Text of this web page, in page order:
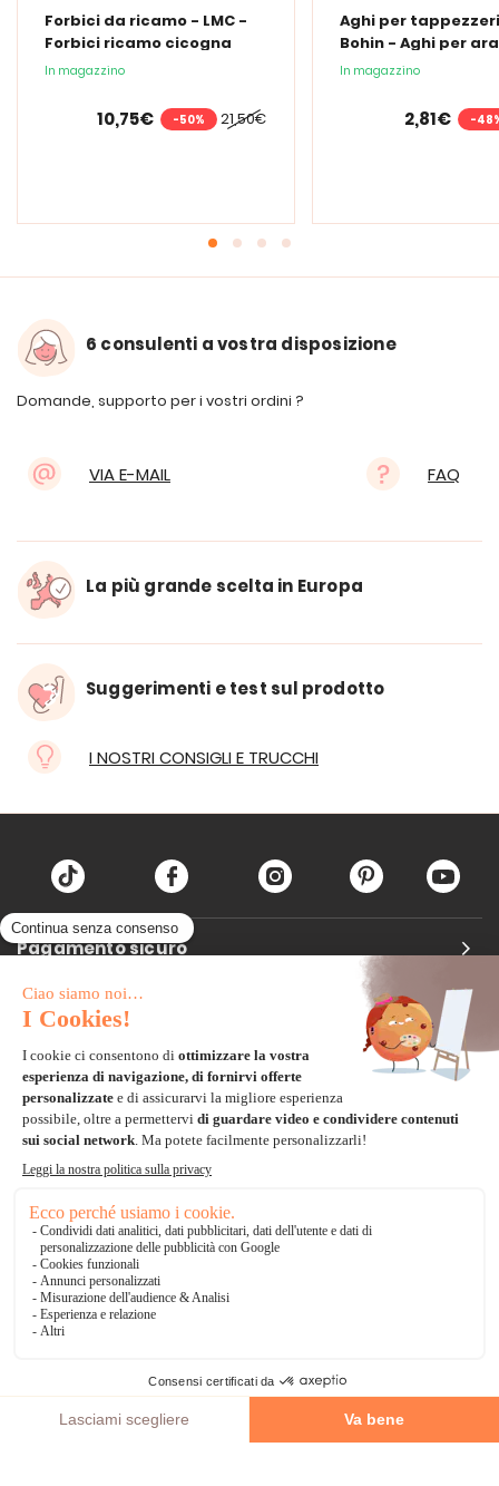
Forbici da ricamo - LMC -
Forbici ricamo cicogna
In magazzino
21,50€
10,75€ -50%
Aghi per
Bohin - Aghi per
mano n°20
In magazzino
2,81€ -
6 consulenti a vostra disposizione
Domande, supporto per i vostri ordini ?
VIA E-MAIL FAQ
La più grande scelta in Europa
Suggerimenti e test sul prodotto
I NOSTRI CONSIGLI E TRUCCHI
Pagamento sicuro
Carta di credito
Paypal
Bonifico Bancario
3 volte senza tasse
*Soluzioni di consegna
Delivengo Domicilio Internazionale